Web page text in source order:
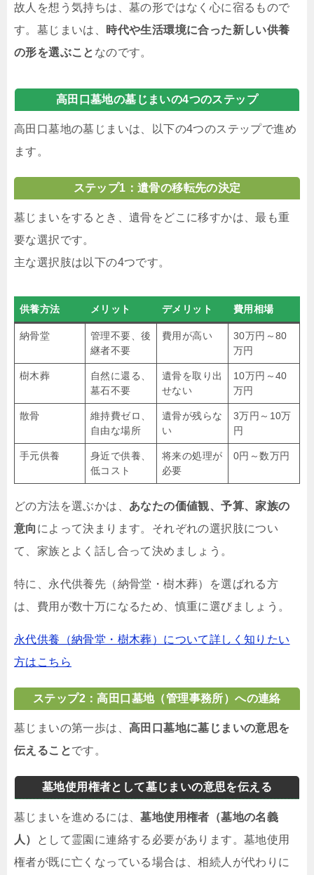
故人を想う気持ちは、墓の形ではなく心に宿るもので
す。墓じまいは、
時代や生活環境に合った新しい供養
の形を選ぶこと なのです。
高田口墓地の墓じまいの4つのステップ
高田口墓地の墓じまいは、以下の4つのステップで進め
ます。
ステップ1：遺骨の移転先の決定
墓じまいをするとき、遺骨をどこに移すかは、最も重
要な選択です。
主な選択肢は以下の4つです。
供養方法 メリット デメリット 費用相場
納骨堂
管理不要、後
継者不要
費用が高い
30万円～80
万円
樹木葬
自然に還る、
墓石不要
遺骨を取り出
せない
10万円～40
万円
散骨
維持費ゼロ、
自由な場所
遺骨が残らな
い
3万円～10万
円
手元供養
身近で供養、
低コスト
将来の処理が
必要
0円～数万円
どの方法を選ぶかは、 あなたの価値観、予算、家族の
意向 によって決まります。それぞれの選択肢につい
て、家族とよく話し合って決めましょう。
特に、永代供養先（納骨堂・樹木葬）を選ばれる方
は、費用が数十万になるため、慎重に選びましょう。
永代供養（納骨堂・樹木葬）について詳しく知りたい
方はこちら
ステップ2：高田口墓地（管理事務所）への連絡
墓じまいの第一歩は、 高田口墓地に墓じまいの意思を
伝えることです。
墓地使用権者として墓じまいの意思を伝える
墓じまいを進めるには、墓地使用権者（墓地の名義
人）
として霊園に連絡する必要があります。墓地使用
権者が既に亡くなっている場合は、相続人が代わりに